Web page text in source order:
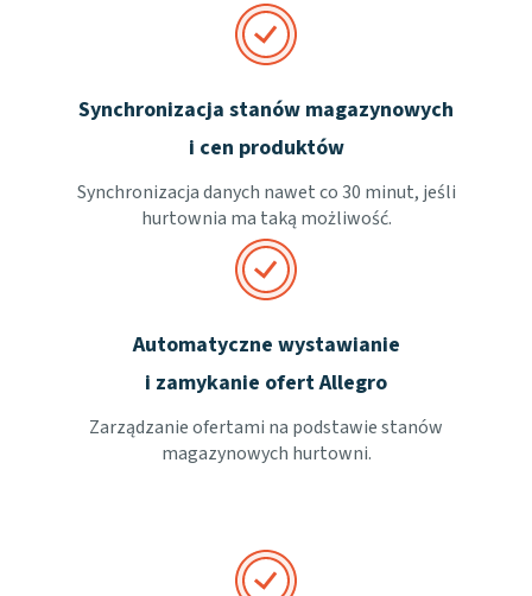
Synchronizacja stanów magazynowych
i cen produktów
Synchronizacja danych nawet co 30 minut, jeśli
hurtownia ma taką możliwość.
Automatyczne wystawianie
i zamykanie ofert Allegro
Zarządzanie ofertami na podstawie stanów
magazynowych hurtowni.